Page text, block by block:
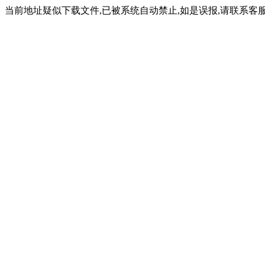
当前地址疑似下载文件,已被系统自动禁止,如是误报,请联系客